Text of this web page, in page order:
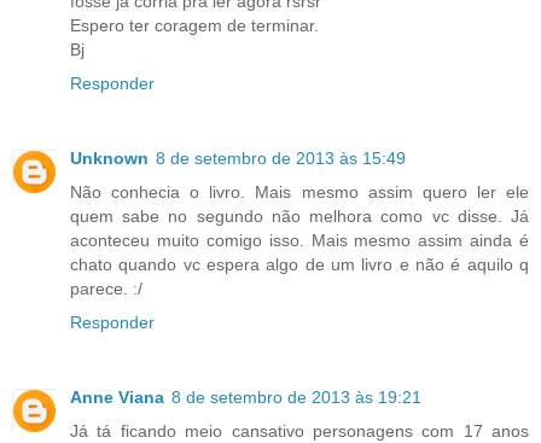
Espero ter coragem de terminar.
Bj
Responder
Unknown 8 de setembro de 2013 às 15:49
Não conhecia o livro. Mais mesmo assim quero ler ele
quem sabe no segundo não melhora como vc disse. Já
aconteceu muito comigo isso. Mais mesmo assim ainda é
chato quando vc espera algo de um livro e não é aquilo q
parece. :/
Responder
Anne Viana 8 de setembro de 2013 às 19:21
Já tá ficando meio cansativo personagens com 17 anos